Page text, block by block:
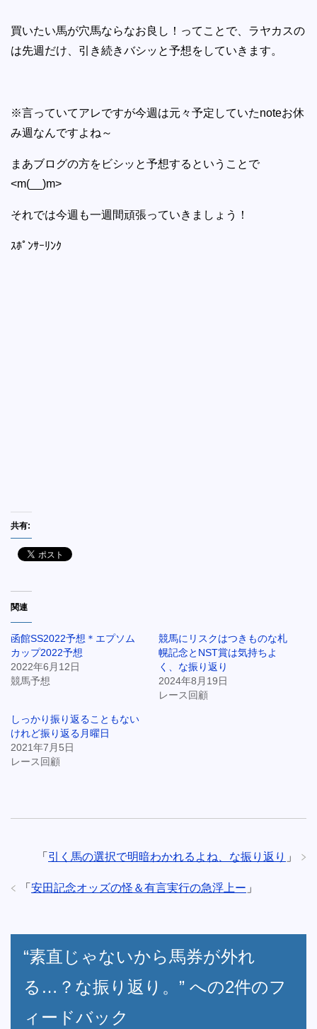
買いたい馬が穴馬ならなお良し！ってことで、ラヤカスの
は先週だけ、引き続きバシッと予想をしていきます。
※言っていてアレですが今週は元々予定していたnoteお休
み週なんですよね～
まあブログの方をビシッと予想するということで
<m(__)m>
それでは今週も一週間頑張っていきましょう！
ｽﾎﾟﾝｻｰﾘﾝｸ
共有:
関連
函館SS2022予想＊エプソム
カップ2022予想
2022年6月12日
競馬予想
競馬にリスクはつきものな札
幌記念とNST賞は気持ちよ
く、な振り返り
2024年8月19日
レース回顧
しっかり振り返ることもない
けれど振り返る月曜日
2021年7月5日
レース回顧
「 引く馬の選択で明暗わかれるよね、な振り返り 」
「 安田記念オッズの怪＆有言実行の急浮上ー 」
“素直じゃないから馬券が外れ
る…？な振り返り。” への2件のフ
ィードバック